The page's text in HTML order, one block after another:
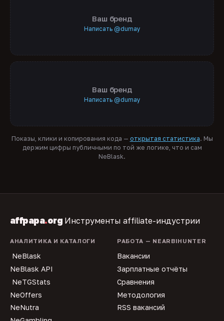
Ваш бренд
Написать @dumay
Ваш бренд
Написать @dumay
Показы, клики и копирования кода — открытая статистика. Мы
держим цифры публичными по той же логике, что и сам
NeBlask.
affpapa.org Инструменты affiliate-индустрии
АНАЛИТИКА И КАТАЛОГИ
NeBlask
NeBlask API
NeTGStats
NeOffers
NeNutra
РАБОТА — NEARBIHUNTER
Вакансии
Зарплатные отчёты
Сравнения
Методология
RSS вакансий